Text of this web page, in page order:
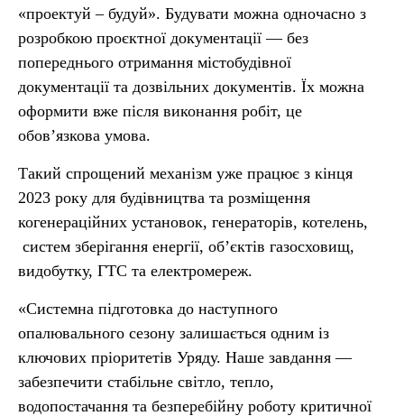
«проектуй – будуй». Будувати можна одночасно з
розробкою проєктної документації — без
попереднього отримання містобудівної
документації та дозвільних документів. Їх можна
оформити вже після виконання робіт, це
обов’язкова умова.
Такий спрощений механізм уже працює з кінця
2023 року для будівництва та розміщення
когенераційних установок, генераторів, котелень,
систем зберігання енергії, об’єктів газосховищ,
видобутку, ГТС та електромереж.
«Системна підготовка до наступного
опалювального сезону залишається одним із
ключових пріоритетів Уряду. Наше завдання —
забезпечити стабільне світло, тепло,
водопостачання та безперебійну роботу критичної